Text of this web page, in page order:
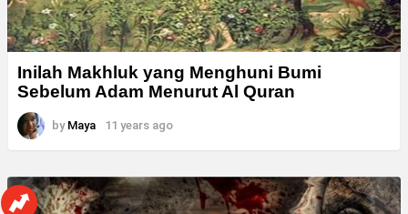
Inilah Makhluk yang Menghuni Bumi
Sebelum Adam Menurut Al Quran
by Maya 11 years ago